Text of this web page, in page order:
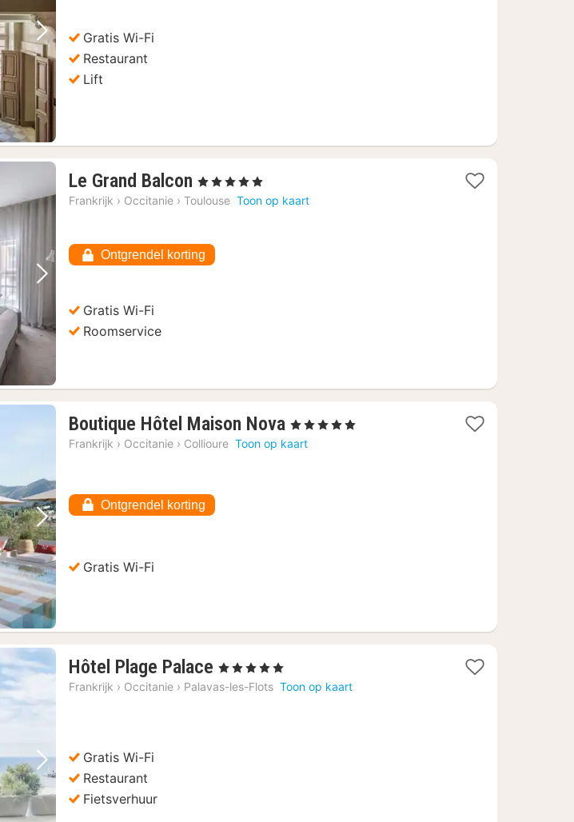
Volgende foto
Gratis Wi-Fi
Restaurant
Lift
Volgende foto
Le Grand Balcon 1
nacht
112,30
, 5 Sterren
Frankrijk › Occitanie › Toulouse Toon op kaart
Ontgrendel korting
Gratis Wi-Fi
Roomservice
Volgende foto
Boutique Hôtel Maison Nova 1
nacht
, 5 Sterren
Frankrijk › Occitanie › Collioure Toon op kaart
Ontgrendel korting
Gratis Wi-Fi
Volgende foto
Hôtel Plage Palace 1
nacht
, 5 Sterren
Frankrijk › Occitanie › Palavas-les-Flots Toon op kaart
Gratis Wi-Fi
Restaurant
Fietsverhuur